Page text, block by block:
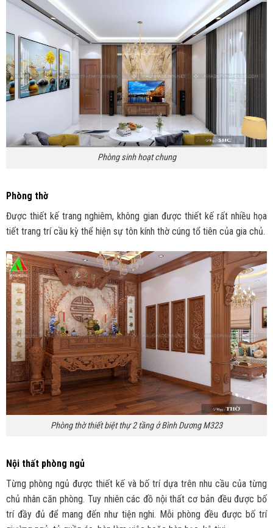
Phòng sinh hoạt chung
Phòng thờ
Được thiết kế trang nghiêm, không gian được thiết kế rất nhiều họa
tiết trang trí cầu kỳ thể hiện sự tôn kính thờ cúng tổ tiên của gia chủ.
Phòng thờ thiết biệt thự 2 tầng ở Bình Dương M323
Nội thất phòng ngủ
Từng phòng ngủ được thiết kế và bố trí dựa trên nhu cầu của từng
chủ nhân căn phòng. Tuy nhiên các đồ nội thất cơ bản đều được bố
trí đầy đủ để mang đến như tiện nghi. Mỗi phòng đều được bố trí